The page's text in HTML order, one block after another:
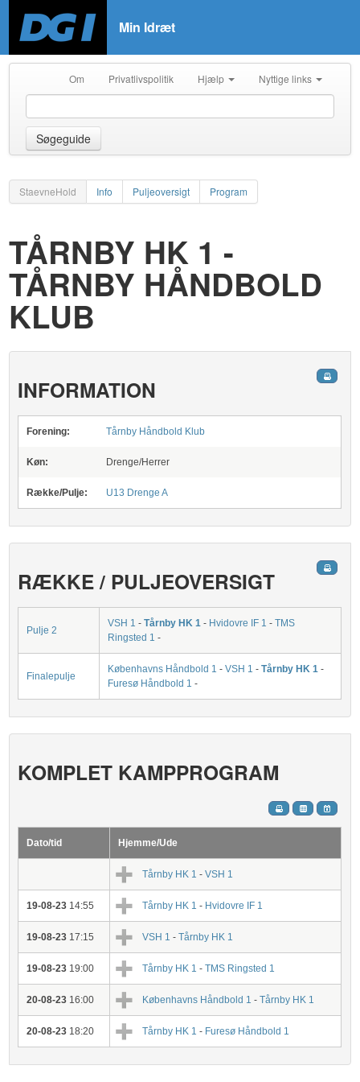
Min Idræt
Om Privatlivspolitik Hjælp Nyttige links
Søgeguide
StaevneHold Info Puljeoversigt Program
TÅRNBY HK 1 -
TÅRNBY HÅNDBOLD
KLUB
INFORMATION
Forening: Tårnby Håndbold Klub
Køn: Drenge/Herrer
Række/Pulje: U13 Drenge A
RÆKKE / PULJEOVERSIGT
Pulje 2
VSH 1 -Tårnby HK 1 - Hvidovre IF 1 -TMS
Ringsted 1 -
Finalepulje
Københavns Håndbold 1 -VSH 1 -Tårnby HK 1 -
Furesø Håndbold 1 -
KOMPLET KAMPPROGRAM
Dato/tid Hjemme/Ude
Tårnby HK 1 -VSH 1
19-08-23 14:55 Tårnby HK 1 - Hvidovre IF 1
19-08-23 17:15 VSH 1 -Tårnby HK 1
19-08-23 19:00 Tårnby HK 1 -TMS Ringsted 1
20-08-23 16:00 Københavns Håndbold 1 -Tårnby HK 1
20-08-23 18:20 Tårnby HK 1 - Furesø Håndbold 1